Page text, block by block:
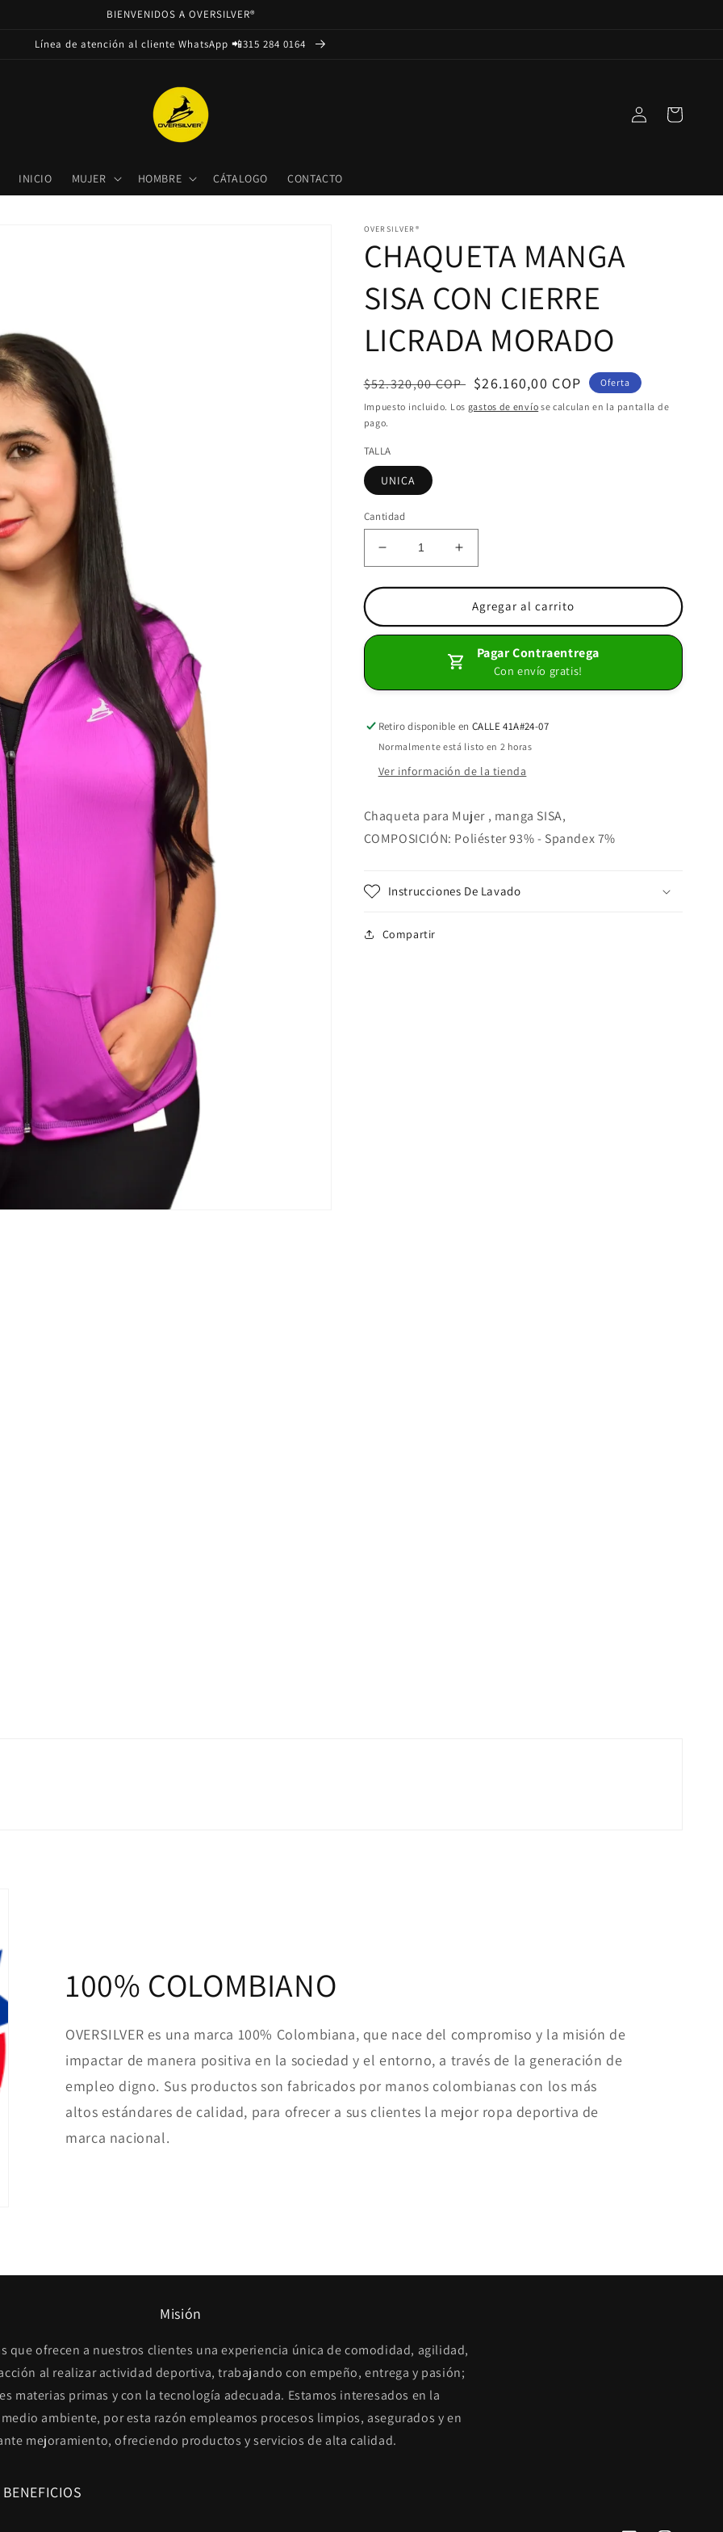
BIENVENIDOS A OVERSILVER®
Línea de atención al cliente WhatsApp 📲315 284 0164
INICIO MUJER HOMBRE CÁTALOGO CONTACTO
sesión
Carrito
OVERSILVER®
CHAQUETA MANGA
SISA CON CIERRE
LICRADA MORADO
Precio
habitual
$52.320,00 COP Precio
de
$26.160,00 COP
Oferta
Impuesto incluido. Los gastos de envío se calculan en la pantalla de
pago.
TALLA
UNICA
Cantidad
Reducir
cantidad
para
MANGA
SISA
LICRADA
Aumentar
cantidad
para
CHAQUETA
MANGA
SISA
CON
CIERRE
LICRADA
Agregar al carrito
Pagar Contraentrega
Con envío gratis!
Retiro disponible en CALLE 41A#24-07
Normalmente está listo en 2 horas
Ver información de la tienda
Chaqueta para Mujer , manga SISA,
COMPOSICIÓN: Poliéster 93% - Spandex 7%
Instrucciones De Lavado
Compartir
100% COLOMBIANO
OVERSILVER es una marca 100% Colombiana, que nace del compromiso y la misión de
impactar de manera positiva en la sociedad y el entorno, a través de la generación de
empleo digno. Sus productos son fabricados por manos colombianas con los más
altos estándares de calidad, para ofrecer a sus clientes la mejor ropa deportiva de
marca nacional.
Misión
que ofrecen a nuestros clientes una experiencia única de comodidad, agilidad,
al realizar actividad deportiva, trabajando con empeño, entrega y pasión;
materias primas y con la tecnología adecuada. Estamos interesados en la
ambiente, por esta razón empleamos procesos limpios, asegurados y en
mejoramiento, ofreciendo productos y servicios de alta calidad.